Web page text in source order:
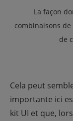
La façon
combinaisons
de
Cela peut
importante ici
kit UI et que,